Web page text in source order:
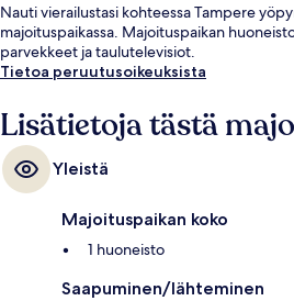
Nauti vierailustasi kohteessa Tampere
majoituspaikassa. Majoituspaikan
parvekkeet ja taulutelevisiot.
Tietoa peruutusoikeuksista
Lisätietoja tästä
Yleistä
Majoituspaikan koko
1 huoneisto
Saapuminen/lähteminen